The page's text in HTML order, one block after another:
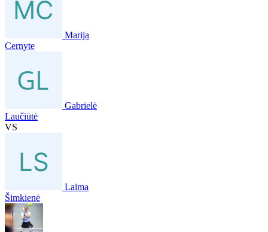
Marija
Cernyte
Gabrielė
Laučiūtė
VS
Laima
Šimkienė